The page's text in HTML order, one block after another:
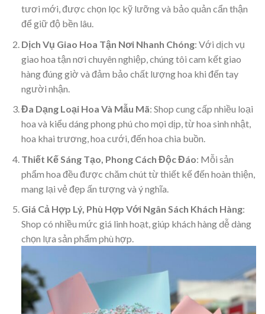
tươi mới, được chọn lọc kỹ lưỡng và bảo quản cẩn thận
để giữ độ bền lâu.
Dịch Vụ Giao Hoa Tận Nơi Nhanh Chóng: Với dịch vụ
giao hoa tận nơi chuyên nghiệp, chúng tôi cam kết giao
hàng đúng giờ và đảm bảo chất lượng hoa khi đến tay
người nhận.
Đa Dạng Loại Hoa Và Mẫu Mã: Shop cung cấp nhiều loại
hoa và kiểu dáng phong phú cho mọi dịp, từ hoa sinh nhật,
hoa khai trương, hoa cưới, đến hoa chia buồn.
Thiết Kế Sáng Tạo, Phong Cách Độc Đáo: Mỗi sản
phẩm hoa đều được chăm chút từ thiết kế đến hoàn thiện,
mang lại vẻ đẹp ấn tượng và ý nghĩa.
Giá Cả Hợp Lý, Phù Hợp Với Ngân Sách Khách Hàng:
Shop có nhiều mức giá linh hoạt, giúp khách hàng dễ dàng
chọn lựa sản phẩm phù hợp.